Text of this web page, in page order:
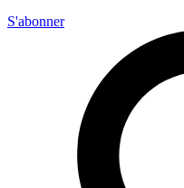
S'abonner